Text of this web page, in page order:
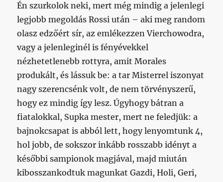
Én szurkolok neki, mert még mindig a jelenlegi
legjobb megoldás Rossi után – aki meg random
olasz edzőért sír, az emlékezzen Vierchowodra,
vagy a jelenleginél is fényévekkel
nézhetetlenebb rottyra, amit Morales
produkált, és lássuk be: a tar Misterrel iszonyat
nagy szerencsénk volt, de nem törvényszerű,
hogy ez mindig így lesz. Úgyhogy bátran a
fiatalokkal, Supka mester, mert ne feledjük: a
bajnokcsapat is abból lett, hogy lenyomtunk 4,
hol jobb, de sokszor inkább rosszabb idényt a
későbbi sampionok magjával, majd miután
kibosszankodtuk magunkat Gazdi, Holi, Geri,